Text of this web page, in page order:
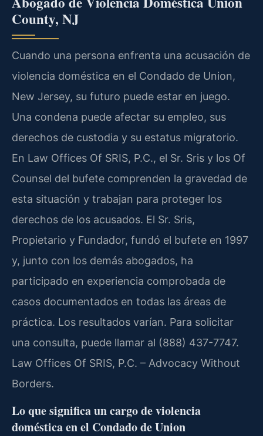
County, NJ
Cuando una persona enfrenta una acusación de
violencia doméstica en el Condado de Union,
New Jersey, su futuro puede estar en juego.
Una condena puede afectar su empleo, sus
derechos de custodia y su estatus migratorio.
En Law Offices Of SRIS, P.C., el Sr. Sris y los Of
Counsel del bufete comprenden la gravedad de
esta situación y trabajan para proteger los
derechos de los acusados. El Sr. Sris,
Propietario y Fundador, fundó el bufete en 1997
y, junto con los demás abogados, ha
participado en experiencia comprobada de
casos documentados en todas las áreas de
práctica. Los resultados varían. Para solicitar
una consulta, puede llamar al (888) 437-7747.
Law Offices Of SRIS, P.C. – Advocacy Without
Borders.
Lo que significa un cargo de violencia
doméstica en el Condado de Union